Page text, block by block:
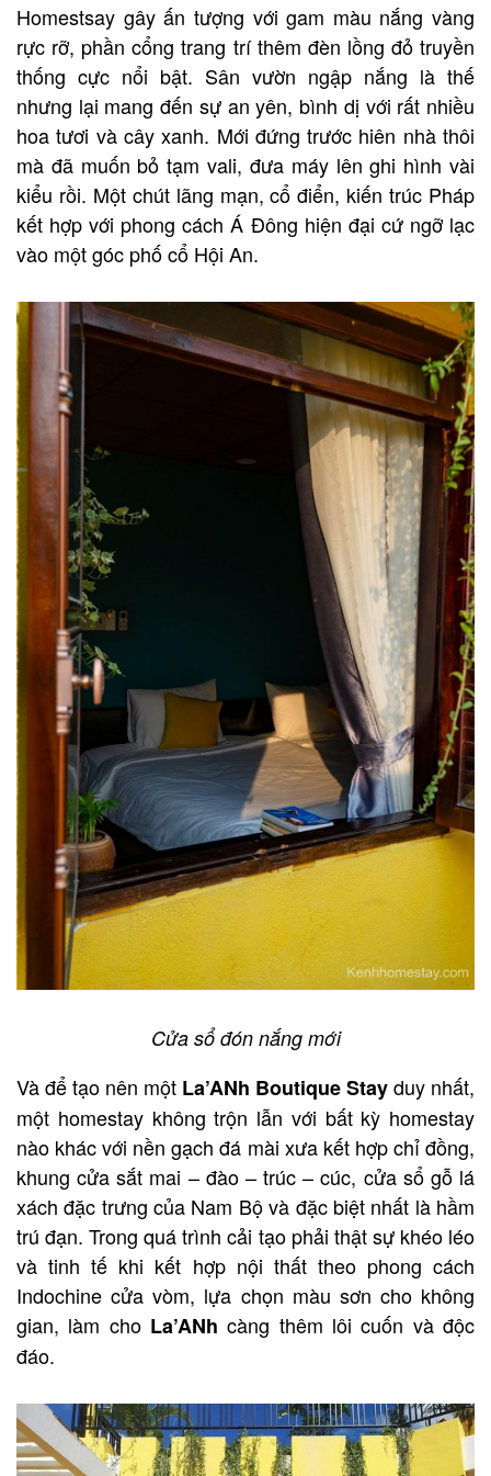
Homestsay gây ấn tượng với gam màu nắng vàng
rực rỡ, phần cổng trang trí thêm đèn lồng đỏ truyền
thống cực nổi bật. Sân vườn ngập nắng là thế
nhưng lại mang đến sự an yên, bình dị với rất nhiều
hoa tươi và cây xanh. Mới đứng trước hiên nhà thôi
mà đã muốn bỏ tạm vali, đưa máy lên ghi hình vài
kiểu rồi. Một chút lãng mạn, cổ điển, kiến trúc Pháp
kết hợp với phong cách Á Đông hiện đại cứ ngỡ lạc
vào một góc phố cổ Hội An.
Cửa sổ đón nắng mới
Và để tạo nên một La’ANh Boutique Stayduy nhất,
một homestay không trộn lẫn với bất kỳ homestay
nào khác với nền gạch đá mài xưa kết hợp chỉ đồng,
khung cửa sắt mai – đào – trúc – cúc, cửa sổ gỗ lá
xách đặc trưng của Nam Bộ và đặc biệt nhất là hầm
trú đạn. Trong quá trình cải tạo phải thật sự khéo léo
và tinh tế khi kết hợp nội thất theo phong cách
Indochine cửa vòm, lựa chọn màu sơn cho không
gian, làm cho La’ANh càng thêm lôi cuốn và độc
đáo.